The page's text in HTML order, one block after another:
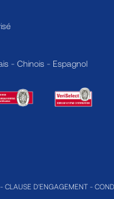
- Chinois - Espagnol
- CLAUSE D'ENGAGEMENT -